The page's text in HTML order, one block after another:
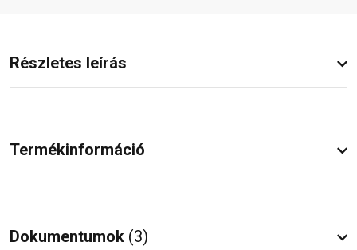
Részletes leírás
Termékinformáció
Dokumentumok (3)